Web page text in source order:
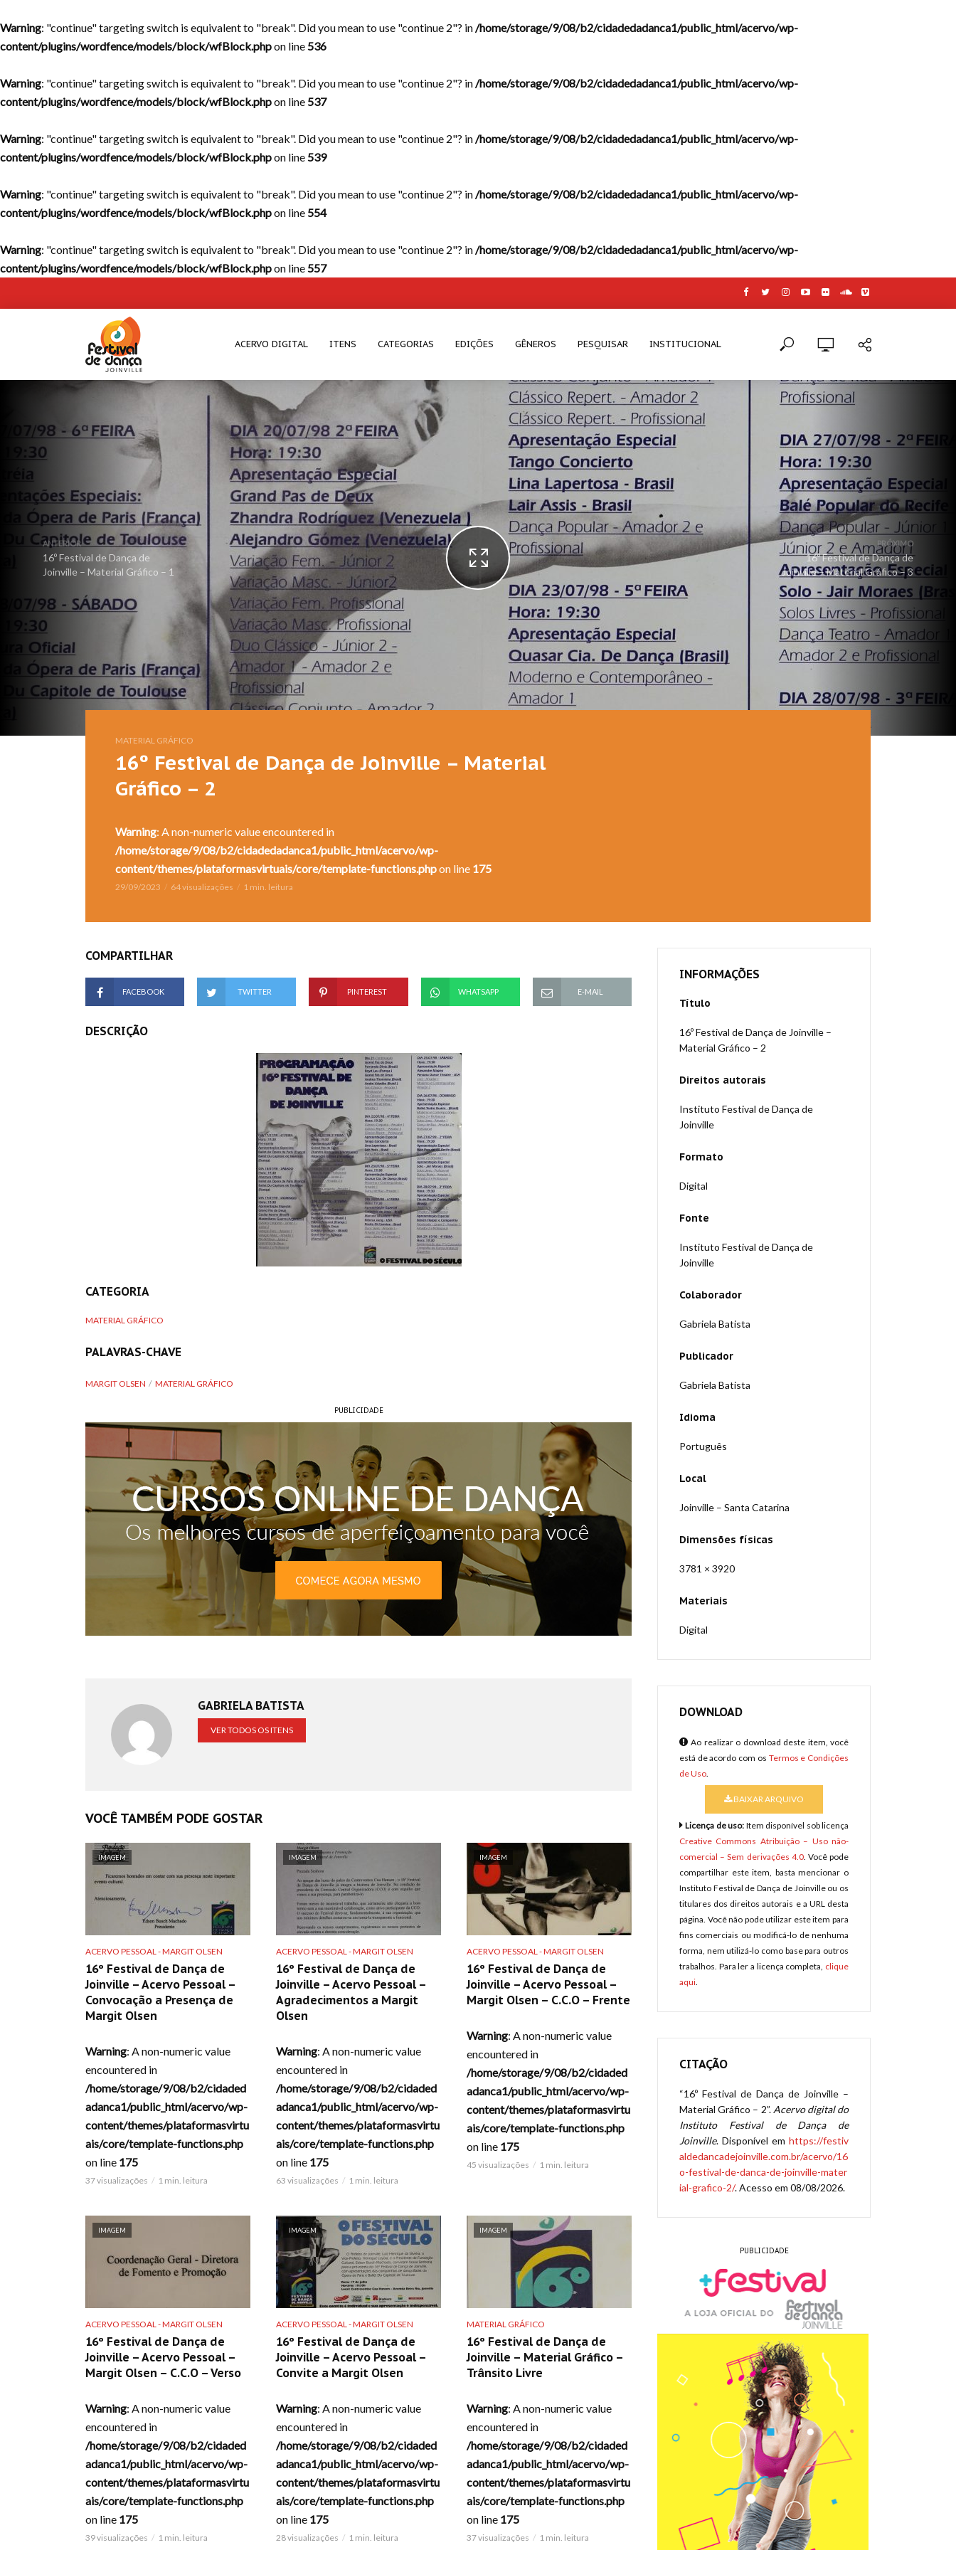
Warning: "continue" targeting switch is equivalent to "break". Did you mean to use "continue 2"? in/home/storage/9/08/b2/cidadedadanca1/public_html/acervo/wp-
content/plugins/wordfence/models/block/wfBlock.phpon line536
Warning: "continue" targeting switch is equivalent to "break". Did you mean to use "continue 2"? in/home/storage/9/08/b2/cidadedadanca1/public_html/acervo/wp-
content/plugins/wordfence/models/block/wfBlock.phpon line537
Warning: "continue" targeting switch is equivalent to "break". Did you mean to use "continue 2"? in/home/storage/9/08/b2/cidadedadanca1/public_html/acervo/wp-
content/plugins/wordfence/models/block/wfBlock.phpon line539
Warning: "continue" targeting switch is equivalent to "break". Did you mean to use "continue 2"? in/home/storage/9/08/b2/cidadedadanca1/public_html/acervo/wp-
content/plugins/wordfence/models/block/wfBlock.phpon line554
Warning: "continue" targeting switch is equivalent to "break". Did you mean to use "continue 2"? in/home/storage/9/08/b2/cidadedadanca1/public_html/acervo/wp-
content/plugins/wordfence/models/block/wfBlock.phpon line557
ACERVO DIGITAL ITENS CATEGORIAS EDIÇÕES GÊNEROS PESQUISAR INSTITUCIONAL
ANTERIOR
16º Festival de Dança de
Joinville – Material Gráfico – 1
PRÓXIMO
16º Festival de Dança de
Joinville – Material Gráfico – 3
MATERIAL GRÁFICO
16º Festival de Dança de Joinville – Material
Gráfico – 2
Warning: A non-numeric value encountered in
/home/storage/9/08/b2/cidadedadanca1/public_html/acervo/wp-
content/themes/plataformasvirtuais/core/template-functions.phpon line 175
29/09/2023 64 visualizações 1 min. leitura
COMPARTILHAR
FACEBOOK TWITTER PINTEREST WHATSAPP E-MAIL
DESCRIÇÃO
CATEGORIA
MATERIAL GRÁFICO
PALAVRAS-CHAVE
MARGIT OLSEN MATERIAL GRÁFICO
PUBLICIDADE
GABRIELA BATISTA
VER TODOS OS ITENS
VOCÊ TAMBÉM PODE GOSTAR
IMAGEM
ACERVO PESSOAL - MARGIT OLSEN
16º Festival de Dança de
Joinville – Acervo Pessoal –
Convocação a Presença de
Margit Olsen
Warning: A non-numeric value
encountered in
/home/storage/9/08/b2/cidaded
adanca1/public_html/acervo/wp-
content/themes/plataformasvirtu
ais/core/template-functions.php
on line 175
37 visualizações 1 min. leitura
IMAGEM
ACERVO PESSOAL - MARGIT OLSEN
16º Festival de Dança de
Joinville – Acervo Pessoal –
Agradecimentos a Margit
Olsen
Warning: A non-numeric value
encountered in
/home/storage/9/08/b2/cidaded
adanca1/public_html/acervo/wp-
content/themes/plataformasvirtu
ais/core/template-functions.php
on line 175
63 visualizações 1 min. leitura
IMAGEM
ACERVO PESSOAL - MARGIT OLSEN
16º Festival de Dança de
Joinville – Acervo Pessoal –
Margit Olsen – C.C.O – Frente
Warning: A non-numeric value
encountered in
/home/storage/9/08/b2/cidaded
adanca1/public_html/acervo/wp-
content/themes/plataformasvirtu
ais/core/template-functions.php
on line 175
45 visualizações 1 min. leitura
IMAGEM
ACERVO PESSOAL - MARGIT OLSEN
16º Festival de Dança de
Joinville – Acervo Pessoal –
Margit Olsen – C.C.O – Verso
Warning: A non-numeric value
encountered in
/home/storage/9/08/b2/cidaded
adanca1/public_html/acervo/wp-
content/themes/plataformasvirtu
ais/core/template-functions.php
on line 175
39 visualizações 1 min. leitura
IMAGEM
ACERVO PESSOAL - MARGIT OLSEN
16º Festival de Dança de
Joinville – Acervo Pessoal –
Convite a Margit Olsen
Warning: A non-numeric value
encountered in
/home/storage/9/08/b2/cidaded
adanca1/public_html/acervo/wp-
content/themes/plataformasvirtu
ais/core/template-functions.php
on line 175
28 visualizações 1 min. leitura
IMAGEM
MATERIAL GRÁFICO
16º Festival de Dança de
Joinville – Material Gráfico –
Trânsito Livre
Warning: A non-numeric value
encountered in
/home/storage/9/08/b2/cidaded
adanca1/public_html/acervo/wp-
content/themes/plataformasvirtu
ais/core/template-functions.php
on line 175
37 visualizações 1 min. leitura
INFORMAÇÕES
Título
16º Festival de Dança de Joinville –
Material Gráfico – 2
Direitos autorais
Instituto Festival de Dança de
Joinville
Formato
Digital
Fonte
Instituto Festival de Dança de
Joinville
Colaborador
Gabriela Batista
Publicador
Gabriela Batista
Idioma
Português
Local
Joinville – Santa Catarina
Dimensões físicas
3781 × 3920
Materiais
Digital
DOWNLOAD
Ao realizar o download deste item, você
está de acordo com os Termos e Condições
de Uso.
BAIXAR ARQUIVO
Licença de uso: Item disponível sob licença
Creative Commons Atribuição – Uso não-
comercial – Sem derivações 4.0. Você pode
compartilhar este item, basta mencionar o
Instituto Festival de Dança de Joinville ou os
titulares dos direitos autorais e a URL desta
página. Você não pode utilizar este item para
fins comerciais ou modificá-lo de nenhuma
forma, nem utilizá-lo como base para outros
trabalhos. Para ler a licença completa, clique
aqui.
CITAÇÃO
“16º Festival de Dança de Joinville –
Material Gráfico – 2”. Acervo digital do
Instituto Festival de Dança de
Joinville. Disponível em https://festiv
aldedancadejoinville.com.br/acervo/16
o-festival-de-danca-de-joinville-mater
ial-grafico-2/. Acesso em 08/08/2026.
PUBLICIDADE